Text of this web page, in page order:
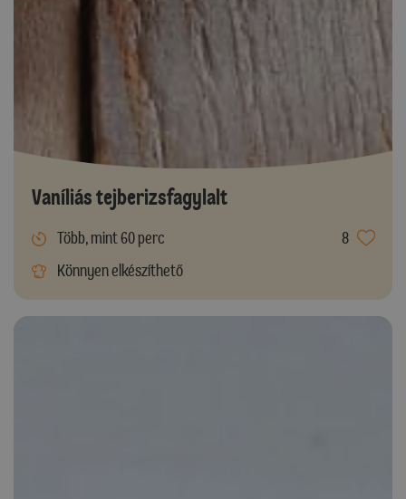
Vaníliás tejberizsfagylalt
Több, mint 60 perc
8
Könnyen elkészíthető